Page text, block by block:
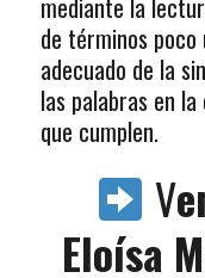
de términos poco
adecuado de la
las palabras en
que cumplen.
V
Eloísa